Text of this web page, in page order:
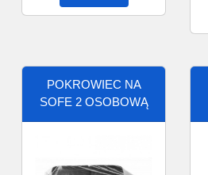
POKROWIEC NA
SOFE 2 OSOBOWĄ